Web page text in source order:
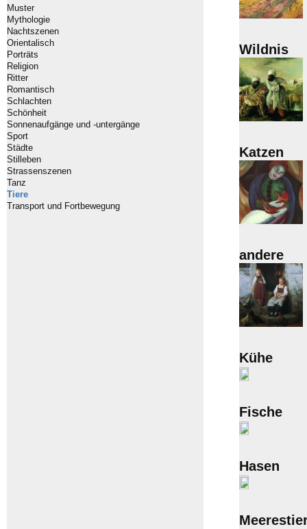
Muster
Mythologie
Nachtszenen
Orientalisch
Porträts
Religion
Ritter
Romantisch
Schlachten
Schönheit
Sonnenaufgänge und -untergänge
Sport
Städte
Stilleben
Strassenszenen
Tanz
Tiere
Transport und Fortbewegung
Wildnis
Katzen
andere
Kühe
Fische
Hasen